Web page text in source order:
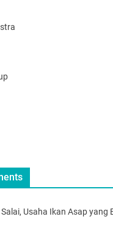
Salai, Usaha Ikan Asap yang